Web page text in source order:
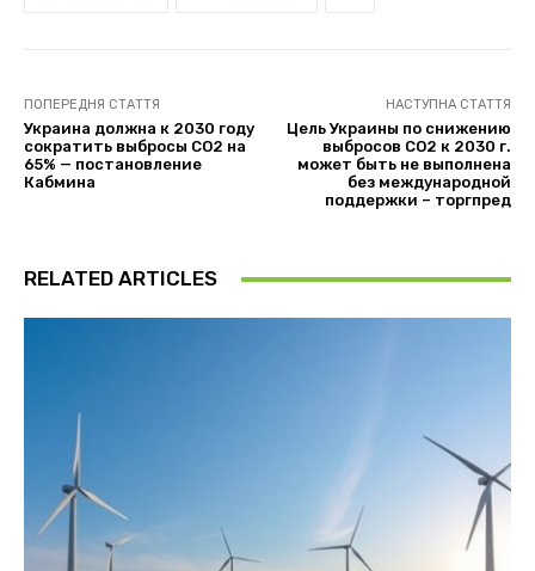
ПОПЕРЕДНЯ СТАТТЯ
Украина должна к 2030 году
сократить выбросы СО2 на
65% — постановление
Кабмина
НАСТУПНА СТАТТЯ
Цель Украины по снижению
выбросов СО2 к 2030 г.
может быть не выполнена
без международной
поддержки – торгпред
RELATED ARTICLES